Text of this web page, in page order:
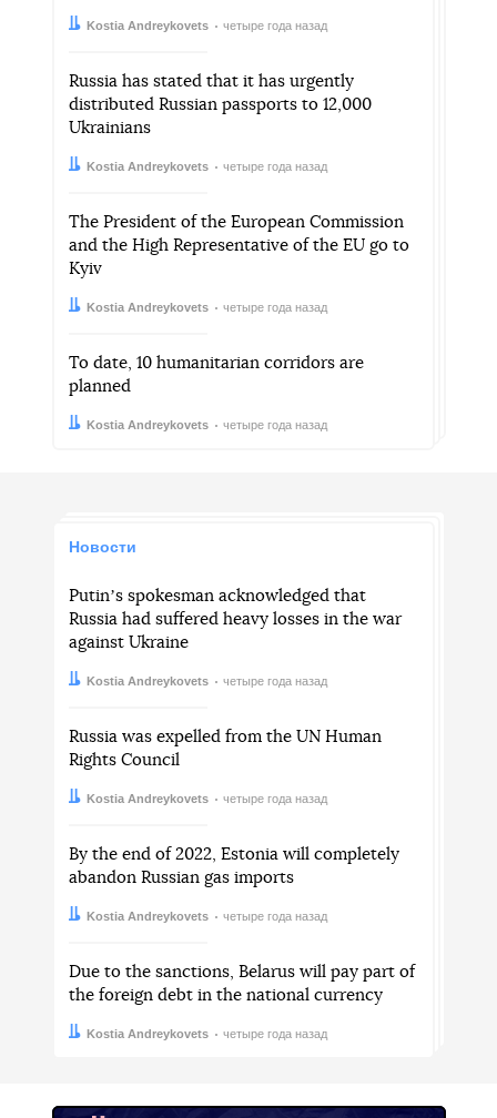
Автор:Kostia Andreykovets
Дата: четыре года назад
Russia has stated that it has urgently
distributed Russian passports to 12,000
Ukrainians
Автор:Kostia Andreykovets
Дата: четыре года назад
The President of the European Commission
and the High Representative of the EU go to
Kyiv
Автор:Kostia Andreykovets
Дата: четыре года назад
To date, 10 humanitarian corridors are
planned
Автор:Kostia Andreykovets
Дата: четыре года назад
Новости
Putinʼs spokesman acknowledged that
Russia had suffered heavy losses in the war
against Ukraine
Автор:Kostia Andreykovets
Дата: четыре года назад
Russia was expelled from the UN Human
Rights Council
Автор:Kostia Andreykovets
Дата: четыре года назад
By the end of 2022, Estonia will completely
abandon Russian gas imports
Автор:Kostia Andreykovets
Дата: четыре года назад
Due to the sanctions, Belarus will pay part of
the foreign debt in the national currency
Автор:Kostia Andreykovets
Дата: четыре года назад